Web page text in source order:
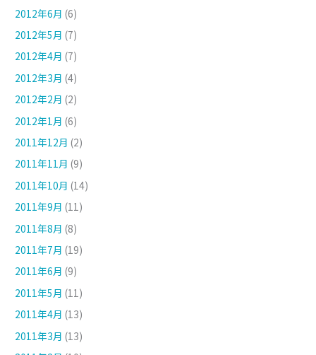
2012年6月 (6)
2012年5月 (7)
2012年4月 (7)
2012年3月 (4)
2012年2月 (2)
2012年1月 (6)
2011年12月 (2)
2011年11月 (9)
2011年10月 (14)
2011年9月 (11)
2011年8月 (8)
2011年7月 (19)
2011年6月 (9)
2011年5月 (11)
2011年4月 (13)
2011年3月 (13)